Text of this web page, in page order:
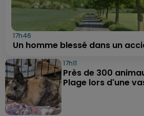
17h46
Un homme blessé dans un
17h11
Près de 300
Plage lors d'une